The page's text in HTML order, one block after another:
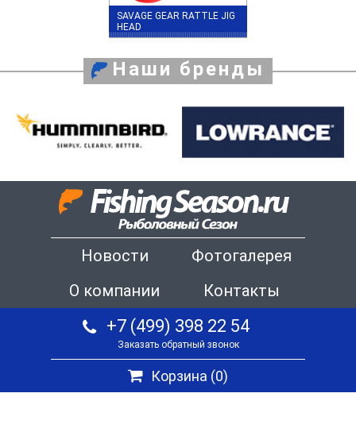
SAVAGE GEAR RATTLE JIG
HEAD
Наши бренды
Новости
Фотогалерея
О компании
Контакты
+7 (499) 398 22 54
Заказать обратный звонок
Корзина (0)